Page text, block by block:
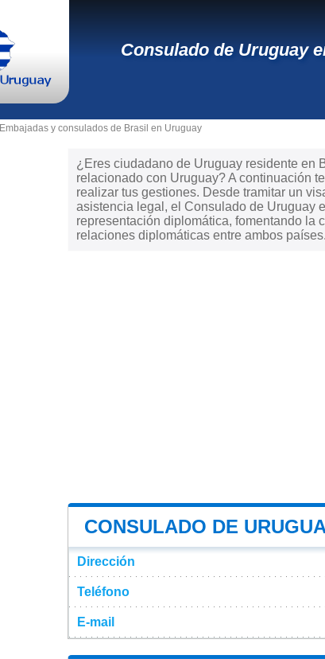
Consulado de Uruguay
Embajadas y consulados de Brasil en Uruguay
¿Eres ciudadano de Uruguay residente en
relacionado con Uruguay? A continuación
realizar tus gestiones. Desde tramitar un
asistencia legal, el Consulado de Uruguay
representación diplomática, fomentando la
relaciones diplomáticas entre ambos países.
CONSULADO DE
Dirección
Teléfono
E-mail